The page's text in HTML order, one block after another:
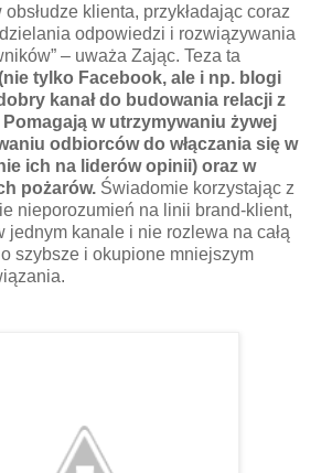
klienta, przykładając coraz
odpowiedzi i rozwiązywania
– uważa Zając. Teza ta
tylko Facebook, ale i np. blogi
kanał do budowania relacji z
w utrzymywaniu żywej
odbiorców do włączania się w
ich na liderów opinii) oraz w
pożarów. Świadomie korzystając z
nieporozumień na linii brand-klient,
jednym kanale i nie rozlewa na całą
szybsze i okupione mniejszym